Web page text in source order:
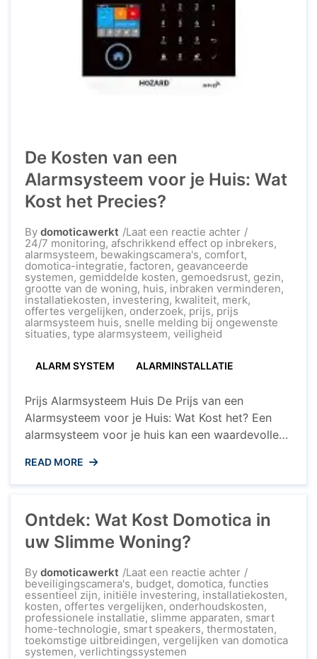
De Kosten van een
Alarmsysteem voor je Huis: Wat
Kost het Precies?
By domoticawerkt Laat een reactie achterop
De
Kosten
van
een
Alarmsysteem
voor
je
Huis:
24/7 monitoring, afschrikkend effect op inbrekers,
alarmsysteem, bewakingscamera's, comfort,
domotica-integratie, factoren, geavanceerde
systemen, gemiddelde kosten,gemoedsrust, gezin,
grootte van de woning, huis, inbraken verminderen,
installatiekosten, investering, kwaliteit, merk,
offertes vergelijken, onderzoek, prijs, prijs
alarmsysteem huis, snelle melding bij ongewenste
situaties, type alarmsysteem, veiligheid
ALARM SYSTEM ALARMINSTALLATIE
Prijs Alarmsysteem Huis De Prijs van een
Alarmsysteem voor je Huis: Wat Kost het? Een
alarmsysteem voor je huis kan een waardevolle
gezin te waarborgen. Maar wat kost zo’n
alarmsysteem eigenlijk? De prijs van een
afhankelijk van verschillende factoren. Factoren
...
READ MORE
Ontdek: Wat Kost Domotica in
uw Slimme Woning?
By domoticawerkt Laat een reactie achterop
Ontdek:
Wat
Kost
Domotica
in
uw
beveiligingscamera's, budget, domotica, functies
essentieel zijn, initiële investering, installatiekosten,
kosten, offertes vergelijken, onderhoudskosten,
professionele installatie, slimme apparaten, smart
home-technologie, smart speakers, thermostaten,
toekomstige uitbreidingen, vergelijken van domotica
systemen,verlichtingssystemen